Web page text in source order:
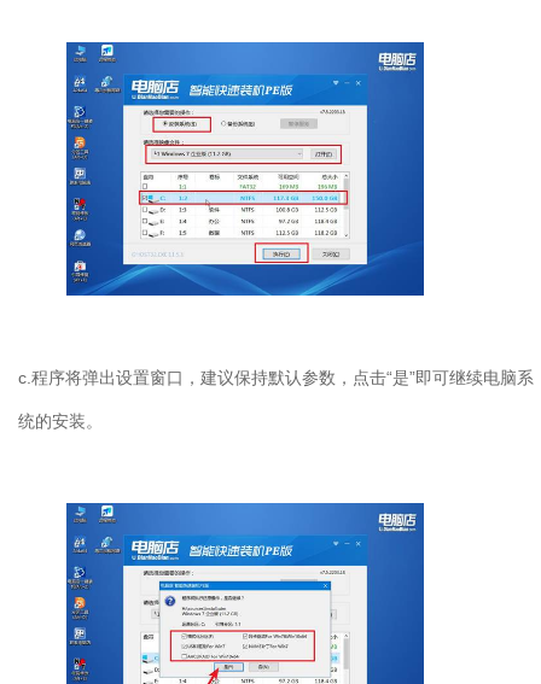
c. 程序将弹出设置窗口，建议保持默认参数，点击“是”即可继续电脑系
统的安装。